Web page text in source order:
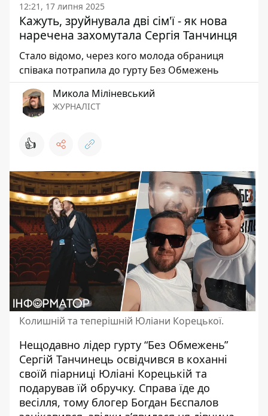
12:21, 17 липня 2025
Кажуть, зруйнувала дві сім'ї - як нова
наречена захомутала Сергія Танчинця
Стало відомо, через кого молода обраниця
співака потрапила до гурту Без Обмежень
Микола Міліневський
ЖУРНАЛІСТ
👍
Колишній та теперішній Юліани Корецької.
Нещодавно лідер гурту “Без Обмежень”
Сергій Танчинець освідчився в коханні
своїй піарниці Юліані Корецькій та
подарував їй обручку. Справа їде до
весілля, тому блогер Богдан Бєспалов